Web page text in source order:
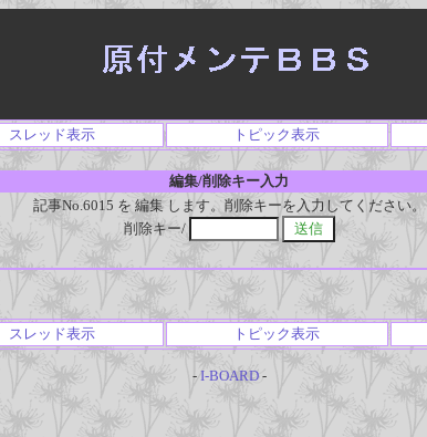
スレッド表示 トピック表示
編集/削除キー入力
記事No.6015 を 編集 します。削除キーを入力してください。
削除キー/
スレッド表示 トピック表示
- I-BOARD-